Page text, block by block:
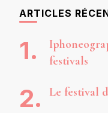
ARTICLES
festivals
Le festival